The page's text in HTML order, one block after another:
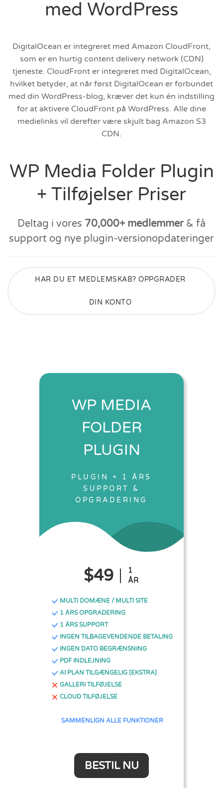
med WordPress
DigitalOcean er integreret med Amazon CloudFront,
som er en hurtig content delivery network (CDN)
tjeneste. CloudFront er integreret med DigitalOcean,
hvilket betyder, at når først DigitalOcean er forbundet
med din WordPress-blog, kræver det kun én indstilling
for at aktivere CloudFront på WordPress. Alle dine
medielinks vil derefter være skjult bag Amazon S3
CDN.
WP Media Folder Plugin
+ Tilføjelser Priser
Deltag i vores 70,000+ medlemmer& få
support og nye plugin-versionopdateringer
HAR DU ET MEDLEMSKAB? OPPGRADER
DIN KONTO
WP MEDIA
FOLDER
PLUGIN
PLUGIN + 1 ÅRS
SUPPORT &
OPGRADERING
$49
1
ÅR
MULTI DOMÆNE / MULTI SITE
1 ÅRS OPGRADERING
1 ÅRS SUPPORT
INGEN TILBAGEVENDENDE BETALING
INGEN DATO BEGRÆNSNING
PDF INDLEJNING
AI PLAN TILGÆNGELIG (EKSTRA)
GALLERI TILFØJELSE
CLOUD TILFØJELSE
SAMMENLIGN ALLE FUNKTIONER
BESTIL NU